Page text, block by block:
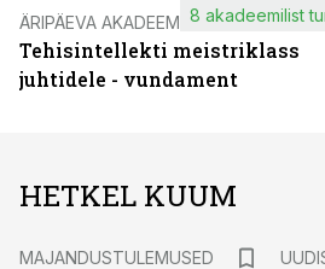
ÄRIPÄEVA AKADEEMIA
Tehisintellekti meistriklass
juhtidele - vundament
8 akadeemilist
HETKEL KUUM
MAJANDUSTULEMUSED